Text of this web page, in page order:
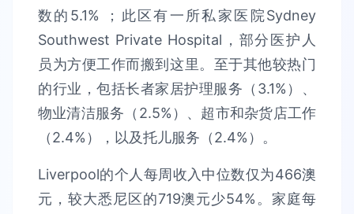
数的5.1% ；此区有一所私家医院Sydney
Southwest Private Hospital，部分医护人
员为方便工作而搬到这里。至于其他较热门
的行业，包括长者家居护理服务（3.1%）、
物业清洁服务（2.5%）、超市和杂货店工作
（2.4%），以及托儿服务（2.4%）。
Liverpool的个人每周收入中位数仅为466澳
元，较大悉尼区的719澳元少54%。家庭每